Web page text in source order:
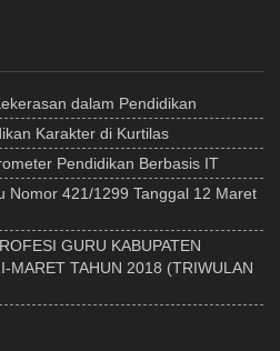
dalam Pendidikan
Karakter di Kurtilas
Pendidikan Berbasis IT
Nomor 421/1299 Tanggal 12 Maret
GURU KABUPATEN
MARET TAHUN 2018 (TRIWULAN